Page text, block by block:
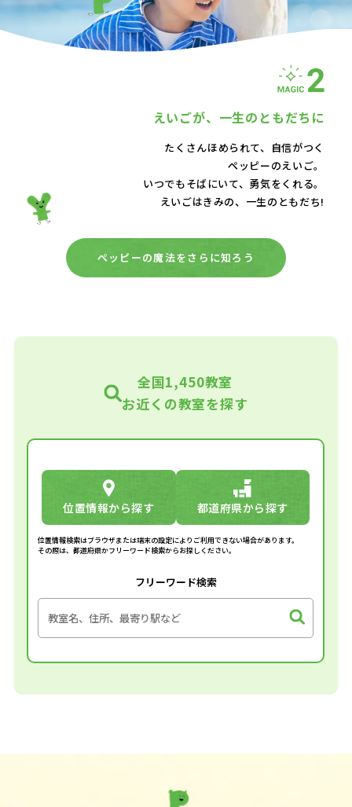
えいごが、 一生のともだちに
たくさんほめられて、自信がつく
ペッピーのえいご。
いつでもそばにいて、 勇気をくれる。
えいごはきみの、一生のともだち!
ペッピーの魔法をさらに知ろう
全国1,450教室
お近くの教室を探す
位置情報から探す 都道府県から探す
位置情報検索はブラウザまたは端末の設定によりご利用できない場合があります。
その際は、都道府県かフリーワード検索からお探しください。
フリーワード検索